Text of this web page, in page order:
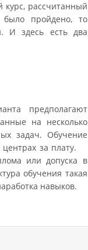
курс, рассчитанный
пройдено, то
И здесь есть два
предполагают
на несколько
задач. Обучение
центрах за плату.
или допуска в
обучения такая
навыков.